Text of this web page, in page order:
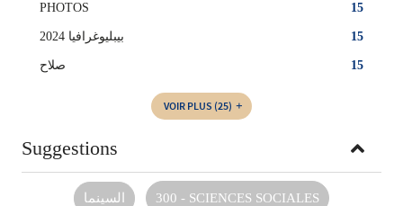
15
PHOTOS
15 بيبليوغرافيا 2024
15 صلاح
VOIR PLUS (25)
Suggestions
السينما 300 - SCIENCES SOCIALES